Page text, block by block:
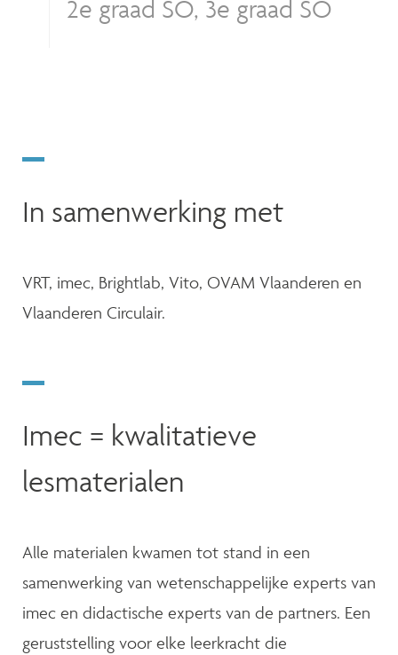
2e graad SO, 3e graad SO
In samenwerking met
VRT, imec, Brightlab, Vito, OVAM Vlaanderen en
Vlaanderen Circulair.
Imec = kwalitatieve
lesmaterialen
Alle materialen kwamen tot stand in een
samenwerking van wetenschappelijke experts van
imec en didactische experts van de partners. Een
geruststelling voor elke leerkracht die